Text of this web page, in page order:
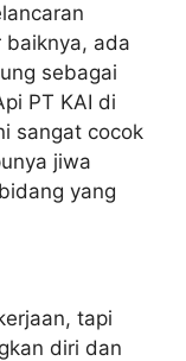
baiknya, ada
sebagai
PT KAI di
sangat cocok
jiwa
yang
tapi
diri dan